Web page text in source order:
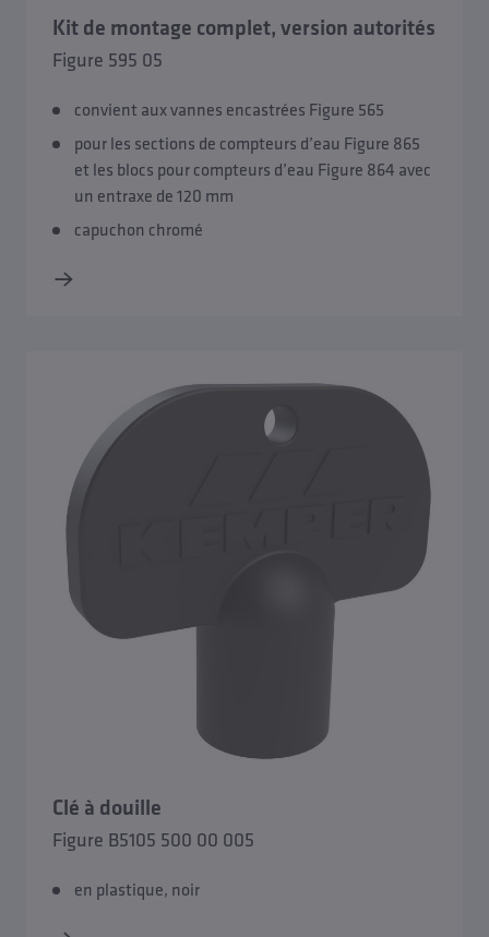
Kit de montage complet, version autorités
Figure 595 05
convient aux vannes encastrées Figure 565
pour les sections de compteurs d’eau Figure 865
et les blocs pour compteurs d’eau Figure 864 avec
un entraxe de 120 mm
capuchon chromé
Clé à douille
Figure B5105 500 00 005
en plastique, noir